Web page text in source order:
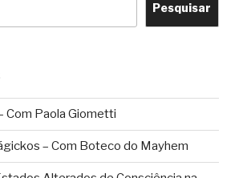
Pesquisar
Com Paola Giometti
– Com Boteco do Mayhem